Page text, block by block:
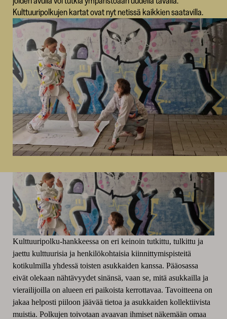
Kulttuuripolkujen kartat ovat nyt netissä kaikkien saatavilla.
Kulttuuripolku-hankkeessa on eri keinoin tutkittu, tulkittu ja
jaettu kulttuurisia ja henkilökohtaisia kiinnittymispisteitä
kotikulmilla yhdessä toisten asukkaiden kanssa. Pääosassa
eivät olekaan nähtävyydet sinänsä, vaan se, mitä asukkailla ja
vierailijoilla on alueen eri paikoista kerrottavaa. Tavoitteena on
jakaa helposti piiloon jäävää tietoa ja asukkaiden kollektiivista
muistia. Polkujen toivotaan avaavan ihmiset näkemään omaa